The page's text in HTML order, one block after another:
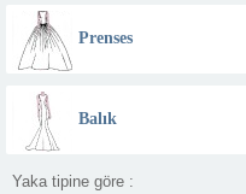
Prenses
Balık
Yaka tipine göre :